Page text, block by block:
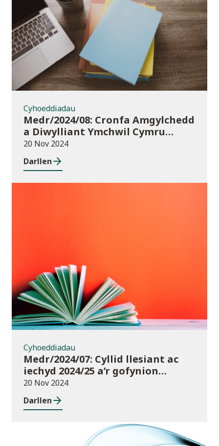
Cyhoeddiadau
Cyhoeddiadau
Medr/2024/08: Cronfa Amgylchedd
a Diwylliant Ymchwil Cymru
(WREC) 2024/25
20 Nov 2024
Darllen
Cyhoeddiadau
Medr/2024/07: Cyllid llesiant ac
iechyd 2024/25 a’r gofynion
monitro
20 Nov 2024
Darllen